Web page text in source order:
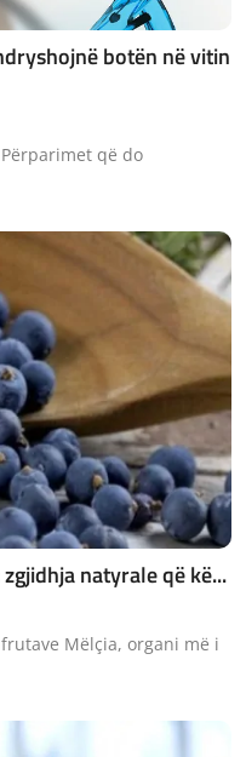
botën në vitin
që do
natyrale që kë...
Mëlçia, organi më i